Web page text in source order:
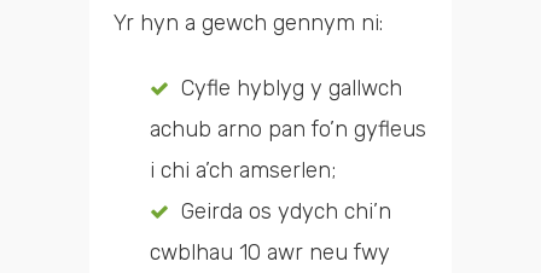
Yr hyn a gewch gennym ni:
Cyfle hyblyg y gallwch
achub arno pan fo’n gyfleus
i chi a’ch amserlen;
Geirda os ydych chi’n
cwblhau 10 awr neu fwy